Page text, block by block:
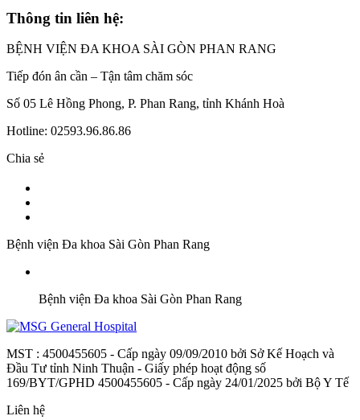
Thông tin liên hệ:
BỆNH VIỆN ĐA KHOA SÀI GÒN PHAN RANG
Tiếp đón ân cần – Tận tâm chăm sóc
Số 05 Lê Hồng Phong, P. Phan Rang, tỉnh Khánh Hoà
Hotline: 02593.96.86.86
Chia sẻ
Bệnh viện Đa khoa Sài Gòn Phan Rang
Bệnh viện Đa khoa Sài Gòn Phan Rang
MST : 4500455605 - Cấp ngày 09/09/2010 bởi Sở Kế Hoạch và
Đầu Tư tỉnh Ninh Thuận - Giấy phép hoạt động số
169/BYT/GPHD 4500455605 - Cấp ngày 24/01/2025 bởi Bộ Y Tế
Liên hệ